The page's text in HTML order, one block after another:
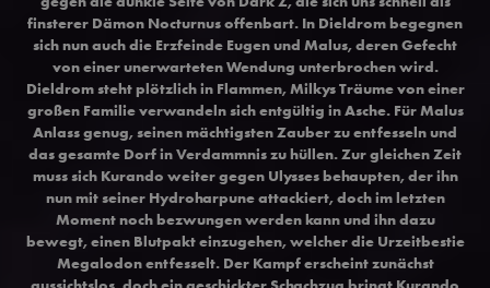
finsterer Dämon Nocturnus offenbart. In Dieldrom begegnen
sich nun auch die Erzfeinde Eugen und Malus, deren Gefecht
von einer unerwarteten Wendung unterbrochen wird.
Dieldrom steht plötzlich in Flammen, Milkys Träume von einer
großen Familie verwandeln sich entgültig in Asche. Für Malus
Anlass genug, seinen mächtigsten Zauber zu entfesseln und
das gesamte Dorf in Verdammnis zu hüllen. Zur gleichen Zeit
muss sich Kurando weiter gegen Ulysses behaupten, der ihn
nun mit seiner Hydroharpune attackiert, doch im letzten
Moment noch bezwungen werden kann und ihn dazu
bewegt, einen Blutpakt einzugehen, welcher die Urzeitbestie
Megalodon entfesselt. Der Kampf erscheint zunächst